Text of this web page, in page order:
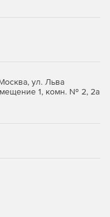
ул. Льва
1, комн. № 2, 2а